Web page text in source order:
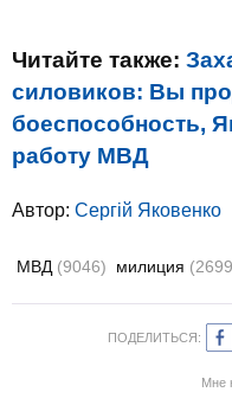
Читайте также:
силовиков: Вы
боеспособность,
работу МВД
Автор: Сергій Яковенко
МВД (9046) милиция
ПОДЕЛИТЬСЯ:
Мне